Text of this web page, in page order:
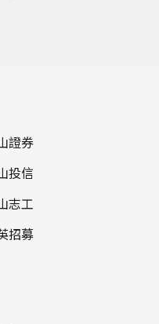
證券
投信
志工
招募